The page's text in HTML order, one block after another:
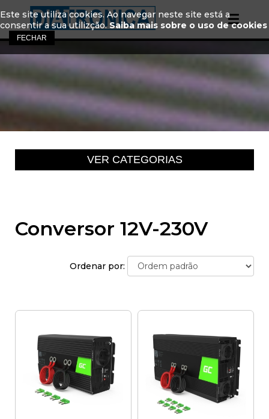
Conversor 12V-230V
Ordenar por:
Este site utiliza cookies. Ao navegar neste site está a
consentir a sua utilizção. Saiba mais sobre o uso de cookies